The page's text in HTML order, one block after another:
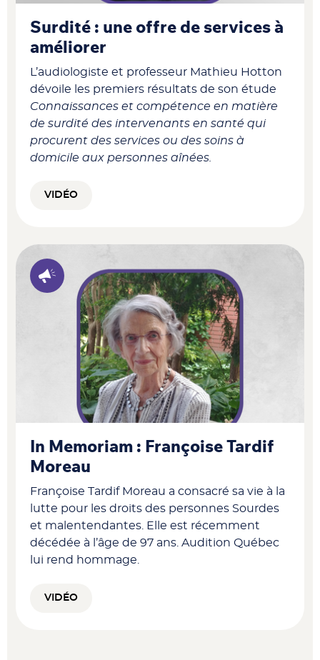
Surdité : une offre de services à
améliorer
L’audiologiste et professeur Mathieu Hotton
dévoile les premiers résultats de son étude
Connaissances et compétence en matière
de surdité des intervenants en santé qui
procurent des services ou des soins à
domicile aux personnes aînées.
VIDÉO
In Memoriam : Françoise Tardif
Moreau
Françoise Tardif Moreau a consacré sa vie à la
lutte pour les droits des personnes Sourdes
et malentendantes. Elle est récemment
décédée à l’âge de 97 ans. Audition Québec
lui rend hommage.
VIDÉO